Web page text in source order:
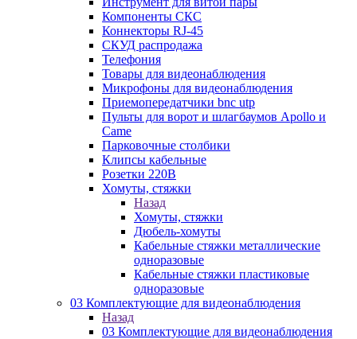
Компоненты СКС
Коннекторы RJ-45
СКУД распродажа
Телефония
Товары для видеонаблюдения
Микрофоны для видеонаблюдения
Приемопередатчики bnc utp
Пульты для ворот и шлагбаумов Apollo и
Came
Парковочные столбики
Клипсы кабельные
Розетки 220В
Хомуты, стяжки
Назад
Хомуты, стяжки
Дюбель-хомуты
Кабельные стяжки металлические
одноразовые
Кабельные стяжки пластиковые
одноразовые
03 Комплектующие для видеонаблюдения
Назад
03 Комплектующие для видеонаблюдения